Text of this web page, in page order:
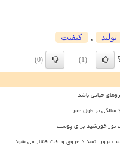
تولید كیفیت
(1)
(0)
حیاتی باشد
نور خورشید برای پوست
بروز انسداد عروق و افت فشار می شود